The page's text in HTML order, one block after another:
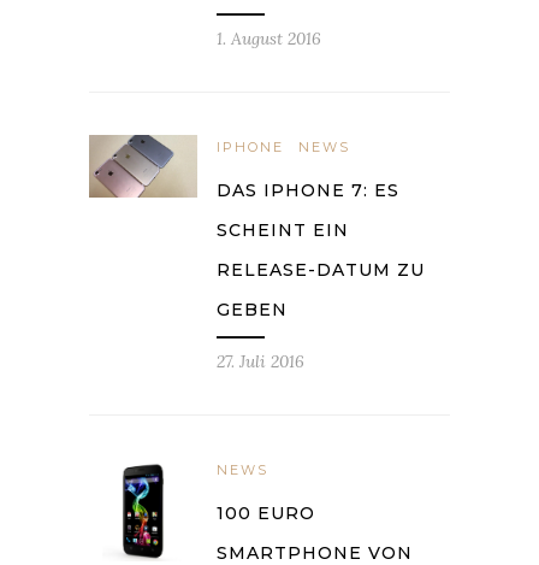
1. August 2016
IPHONE NEWS
DAS IPHONE 7: ES
SCHEINT EIN
RELEASE-DATUM ZU
GEBEN
27. Juli 2016
NEWS
100 EURO
SMARTPHONE VON